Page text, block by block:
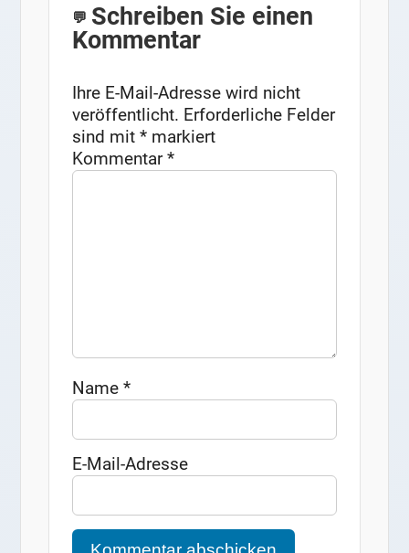
Schreiben Sie einen
Kommentar
Ihre E-Mail-Adresse wird nicht
veröffentlicht. Erforderliche Felder
sind mit* markiert
Kommentar*
Name*
E-Mail-Adresse